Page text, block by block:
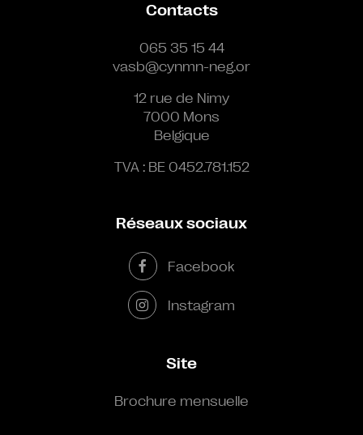
Contacts
065 35 15 44
vasb@cynmn-neg.or
12 rue de Nimy
7000 Mons
Belgique
TVA : BE 0452.781.152
Réseaux sociaux
Facebook
Instagram
Site
Brochure mensuelle